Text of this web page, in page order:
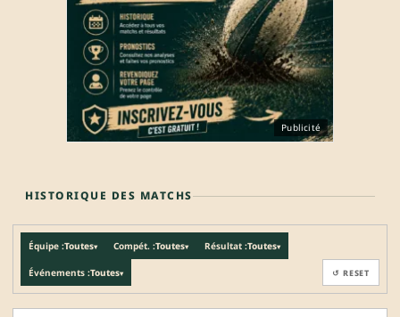
Publicité
HISTORIQUE DES MATCHS
Équipe :Toutes▾ Compét. :Toutes▾ Résultat :Toutes▾
Événements :Toutes▾ ↺ RESET